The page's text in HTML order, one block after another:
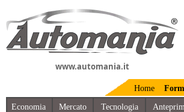
www.automania.it
Home
Economia Mercato Tecnologia